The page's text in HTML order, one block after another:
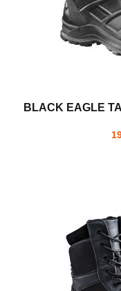
BLACK EAGLE